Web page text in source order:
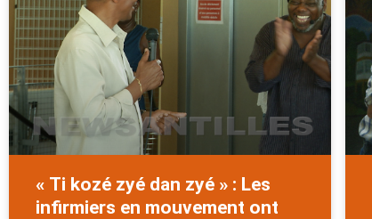
« Ti kozé zyé dan zyé » : Les
infirmiers en mouvement ont